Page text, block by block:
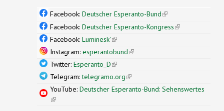
Facebook: Deutscher Esperanto-Bund(link is
external)
Facebook: Deutscher Esperanto-Kongress(link is
Facebook: Luminesk'(link is external)
Instagram: esperantobund(link is external)
Twitter: Esperanto_D(link is external)
Telegram:telegramo.org(link is external)
YouTube: Deutscher Esperanto-Bund: Sehenswertes
(link is external)